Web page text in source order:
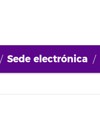
Sede electrónica